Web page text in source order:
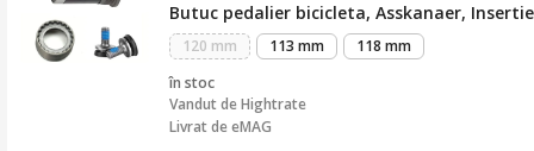
Butuc pedalier bicicleta, Asskanaer,
120 mm 113 mm
118 mm
în stoc
Vandut deHightrate
Livrat de eMAG